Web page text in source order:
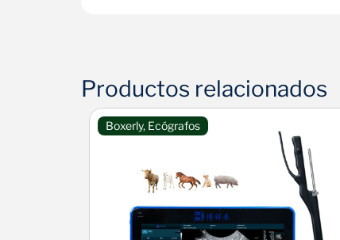
Productos relacionados
Boxerly, Ecógrafos